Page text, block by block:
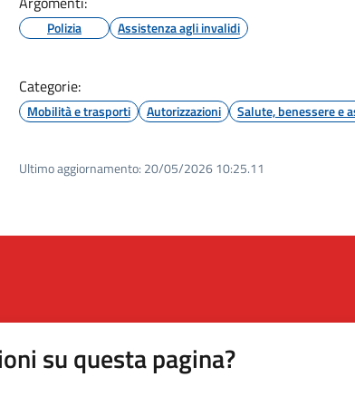
Polizia Assistenza agli invalidi
Categorie:
Mobilità e trasporti Autorizzazioni Salute, benessere e
Ultimo aggiornamento: 20/05/2026 10:25.11
su questa pagina?